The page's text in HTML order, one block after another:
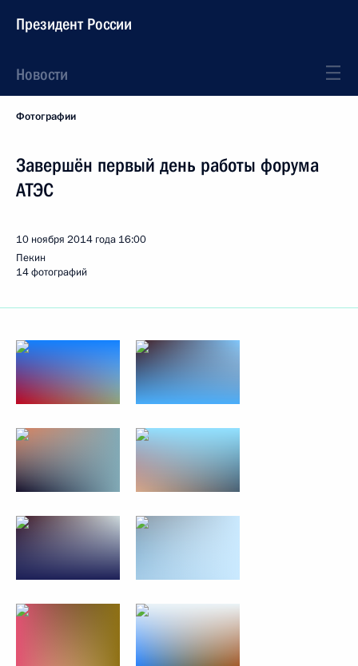
Президент России
Новости
Фотографии
Завершён первый день работы форума
АТЭС
10 ноября 2014 года 16:00
Пекин
14 фотографий